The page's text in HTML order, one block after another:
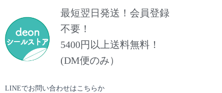
最短翌日発送！会員登録
不要！
5400円以上送料無料！​
(DM便のみ）
LINEでお問い合わせはこちらか